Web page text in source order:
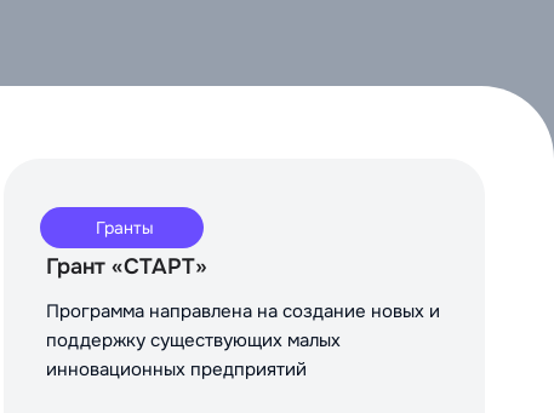
Гранты
Грант «СТАРТ»
Программа направлена на создание новых и
поддержку существующих малых
инновационных предприятий